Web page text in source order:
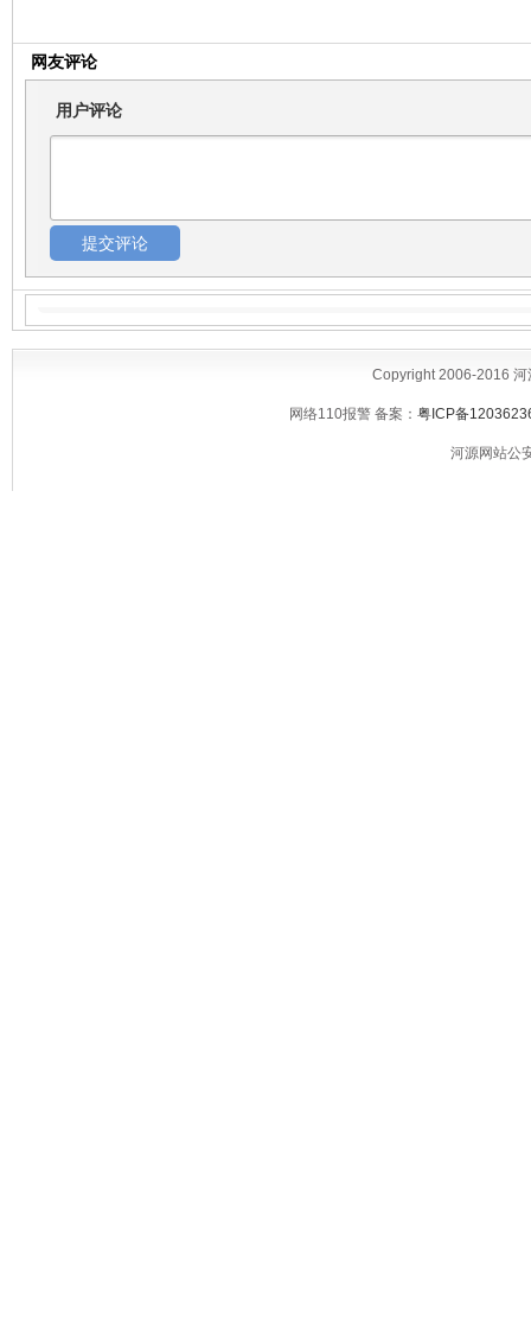
网友评论
用户评论
Copyright 2006-2016
网络110报警 备案： 粤ICP备
河源网站公